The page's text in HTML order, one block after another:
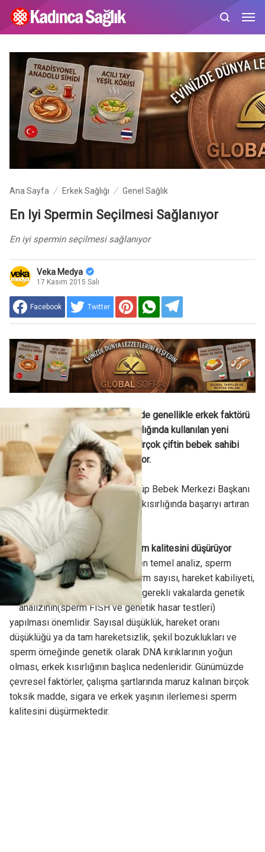
Ana Sayfa Erkek Sağlığı Genel Sağlık
En Iyi Spermin Seçilmesi Sağlanıyor
En iyi spermin seçilmesi sağlanıyor
Veka Medya
17 Kasım 2015 Salı
Facebook Twitter
Çocuk sahibi olamayan çiftlerde genellikle erkek faktörü
önemli rol oynuyor. Erkek kısırlığında kullanılan yeni
teşhis ve tedavi yöntemleri, birçok çiftin bebek sahibi
olma hayallerini gerçekleştiriyor.
Memorial Ankara Hastanesi Tüp Bebek Merkezi Başkanı
Prof. Dr. Aygül Demirol, erkek kısırlığında başarıyı artıran
tedaviler hakkında bilgi verdi.
Stres ve sigara kullanımı sperm kalitesini düşürüyor
Erkek faktörü değerlendirilirken temel analiz, sperm
örneğinin incelenmesidir. Sperm sayısı, hareket kabiliyeti,
spermin dölleme yeteneği ve gerekli vakalarda genetik
analizinin(sperm FISH ve genetik hasar testleri)
yapılması önemlidir. Sayısal düşüklük, hareket oranı
düşüklüğü ya da tam hareketsizlik, şekil bozuklukları ve
sperm örneğinde genetik olarak DNA kırıklarının yoğun
olması, erkek kısırlığının başlıca nedenleridir. Günümüzde
çevresel faktörler, çalışma şartlarında maruz kalınan birçok
toksik madde, sigara ve erkek yaşının ilerlemesi sperm
kalitesini düşürmektedir.